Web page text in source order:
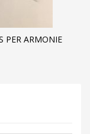
PER ARMONIE